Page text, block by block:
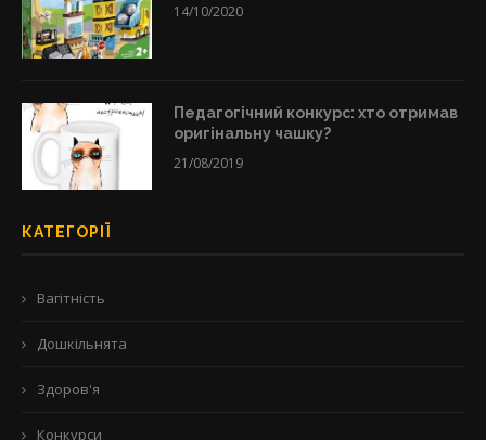
14/10/2020
Педагогічний конкурс: хто отримав
оригінальну чашку?
21/08/2019
КАТЕГОРІЇ
Вагітність
Дошкільнята
Здоров'я
Конкурси